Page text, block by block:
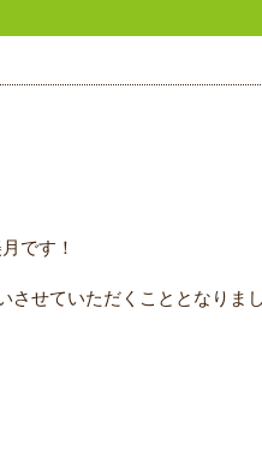
です！
せていただくこととなりまし